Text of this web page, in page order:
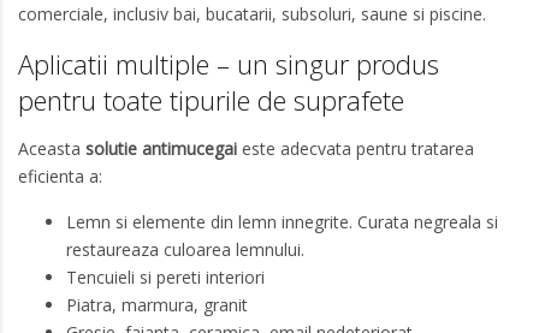
comerciale, inclusiv bai, bucatarii, subsoluri, saune si piscine.
Aplicatii multiple – un singur produs
pentru toate tipurile de suprafete
Aceasta solutie antimucegai este adecvata pentru tratarea
eficienta a:
Lemn si elemente din lemn innegrite. Curata negreala si
restaureaza culoarea lemnului.
Tencuieli si pereti interiori
Piatra, marmura, granit